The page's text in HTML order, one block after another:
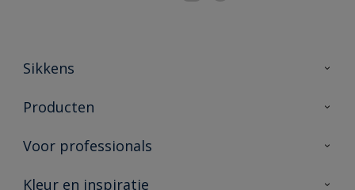
Sikkens
Over Sikkens
Duurzaamheid
Producten
Producten voor binnen
Voor professionals
Advies & service
Kleur en inspiratie